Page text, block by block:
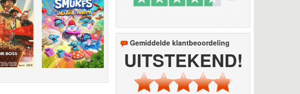
Gemiddelde klantbeoordeling
UITSTEKEND!